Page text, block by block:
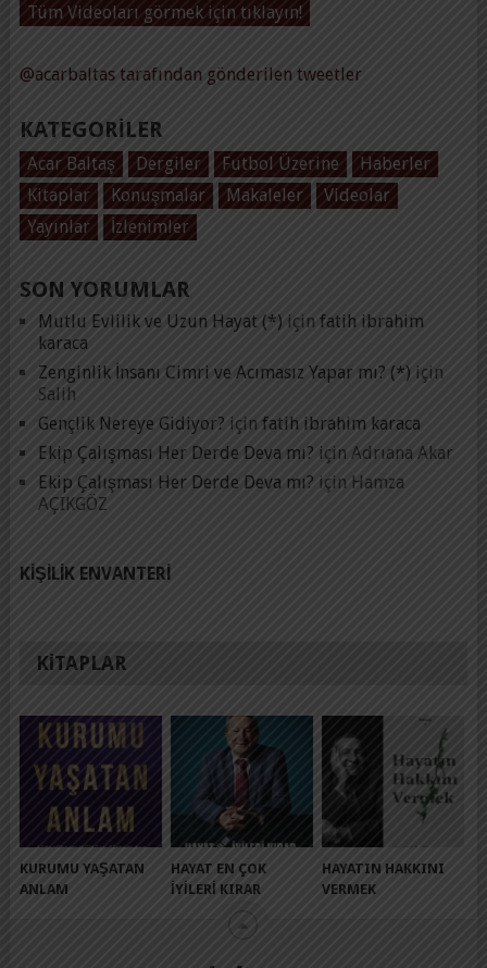
Tüm Videoları görmek için tıklayın!
@acarbaltas tarafından gönderilen tweetler
KATEGORILER
Acar Baltaş Dergiler Futbol Üzerine
Haberler
Kitaplar
Konuşmalar Makaleler
Videolar
Yayınlar
İzlenimler
SON YORUMLAR
Mutlu Evlilik ve Uzun Hayat (*) için fatih ibrahim
karaca
Zenginlik İnsanı Cimri ve Acımasız Yapar mı? (*) için
Salih
Gençlik Nereye Gidiyor? için fatih ibrahim karaca
Ekip Çalışması Her Derde Deva mı? için Adrıana Akar
Ekip Çalışması Her Derde Deva mı? için Hamza
AÇIKGÖZ
KIŞILIK ENVANTERI
KITAPLAR
KURUMU YAŞATAN
ANLAM
HAYAT EN ÇOK
İYILERI KIRAR
HAYATIN HAKKINI
VERMEK